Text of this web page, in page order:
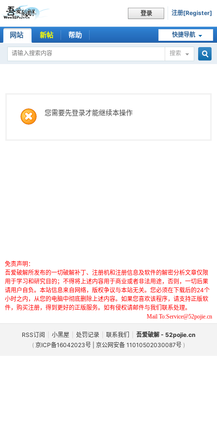
登录 注册[Register]
快捷导航
网站 新帖 帮助
搜索
您需要先登录才能继续本操作
免责声明：
吾爱破解所发布的一切破解补丁、注册机和注册信息及软件的解密分析文章仅限
用于学习和研究目的；不得将上述内容用于商业或者非法用途，否则，一切后果
请用户自负。本站信息来自网络，版权争议与本站无关。您必须在下载后的24个
小时之内，从您的电脑中彻底删除上述内容。如果您喜欢该程序，请支持正版软
件，购买注册，得到更好的正版服务。如有侵权请邮件与我们联系处理。
Mail To:Service@52pojie.cn
RSS订阅 小黑屋 处罚记录 联系我们
吾爱破解 - 52pojie.cn
( 京ICP备16042023号 | 京公网安备 11010502030087号 )